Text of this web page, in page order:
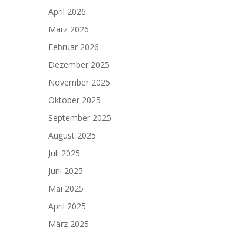
April 2026
März 2026
Februar 2026
Dezember 2025
November 2025
Oktober 2025
September 2025
August 2025
Juli 2025
Juni 2025
Mai 2025
April 2025
März 2025